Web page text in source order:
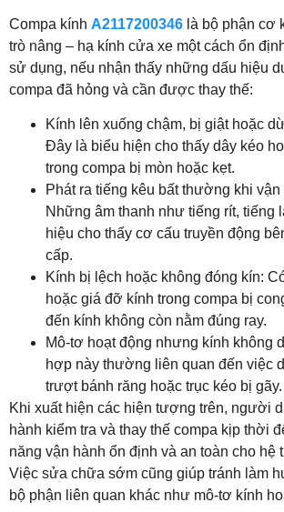
Compa kính A2117200346 là bộ phận cơ
trò nâng – hạ kính cửa xe một cách ổn
sử dụng, nếu nhận thấy những dấu hiệu
compa đã hỏng và cần được thay thế:
Kính lên xuống chậm, bị giật hoặc
Đây là biểu hiện cho thấy dây kéo
trong compa bị mòn hoặc kẹt.
Phát ra tiếng kêu bất thường khi vận
Những âm thanh như tiếng rít, tiếng
hiệu cho thấy cơ cấu truyền động
cấp.
Kính bị lệch hoặc không đóng kín:
hoặc giá đỡ kính trong compa bị
đến kính không còn nằm đúng ray.
Mô-tơ hoạt động nhưng kính không
hợp này thường liên quan đến việc
trượt bánh răng hoặc trục kéo bị gãy.
Khi xuất hiện các hiện tượng trên, người
hành kiểm tra và thay thế compa kịp thời
năng vận hành ổn định và an toàn cho hệ
Việc sửa chữa sớm cũng giúp tránh làm
bộ phận liên quan khác như mô-tơ kính